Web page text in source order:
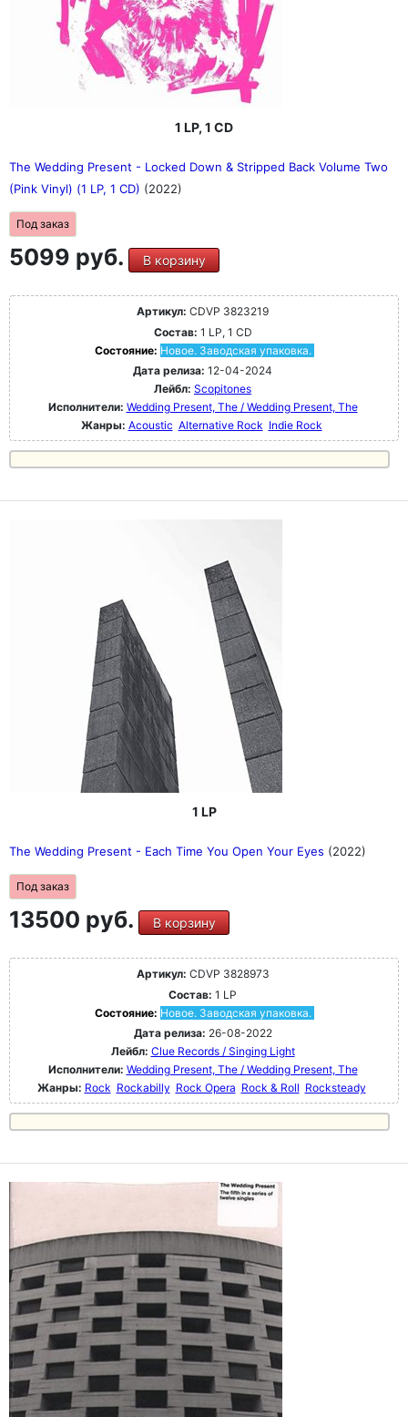
1 LP, 1 CD
The Wedding Present - Locked Down & Stripped Back Volume Two
(Pink Vinyl) (1 LP, 1 CD) (2022)
Под заказ
5099 руб. В корзину
Артикул: CDVP 3823219
Состав: 1 LP, 1 CD
Состояние: Новое. Заводская упаковка.
Дата релиза: 12-04-2024
Лейбл: Scopitones
Исполнители: Wedding Present, The / Wedding Present, The
Жанры: Acoustic Alternative Rock Indie Rock
1 LP
The Wedding Present - Each Time You Open Your Eyes (2022)
Под заказ
13500 руб. В корзину
Артикул: CDVP 3828973
Состав: 1 LP
Состояние: Новое. Заводская упаковка.
Дата релиза: 26-08-2022
Лейбл: Clue Records / Singing Light
Исполнители: Wedding Present, The / Wedding Present, The
Жанры: Rock Rockabilly Rock Opera Rock & Roll Rocksteady